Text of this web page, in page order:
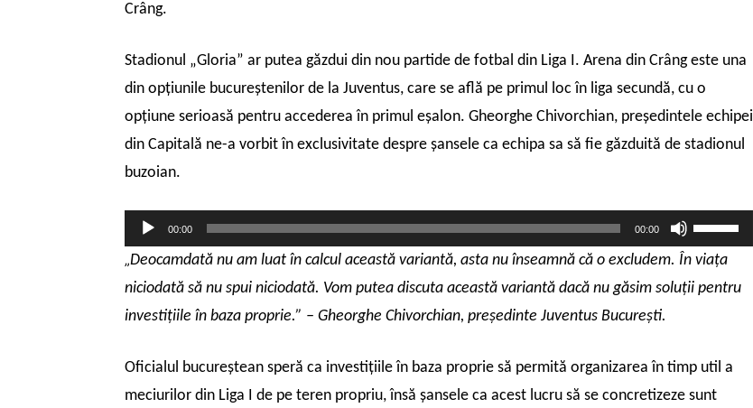
Crâng.
Stadionul „Gloria” ar putea găzdui din nou partide de fotbal din Liga I. Arena din Crâng este una
din opţiunile bucureştenilor de la Juventus, care se află pe primul loc în liga secundă, cu o
opţiune serioasă pentru accederea în primul eşalon. Gheorghe Chivorchian, preşedintele echipei
din Capitală ne-a vorbit în exclusivitate despre şansele ca echipa sa să fie găzduită de stadionul
buzoian.
Player
audio
00:00 00:00
tastele
săgeată
sus/jos
mări
„Deocamdată nu am luat în calcul această variantă, asta nu înseamnă că o excludem. În viaţa
niciodată să nu spui niciodată. Vom putea discuta această variantă dacă nu găsim soluţii pentru
investiţiile în baza proprie.” – Gheorghe Chivorchian, preşedinte Juventus Bucureşti.
Oficialul bucureştean speră ca investiţiile în baza proprie să permită organizarea în timp util a
meciurilor din Liga I de pe teren propriu, însă şansele ca acest lucru să se concretizeze sunt